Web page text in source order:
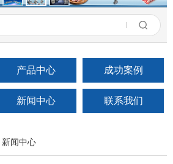
产品中心 成功案例
新闻中心 联系我们
新闻中心